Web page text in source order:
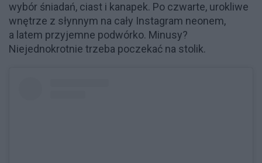
wybór śniadań, ciast i kanapek. Po czwarte, urokliwe
wnętrze z słynnym na cały Instagram neonem,
a latem przyjemne podwórko. Minusy?
Niejednokrotnie trzeba poczekać na stolik.